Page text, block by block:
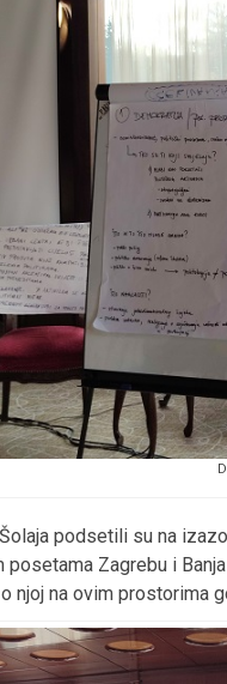
podsetili su na
Zagrebu i
njoj na ovim prostorima